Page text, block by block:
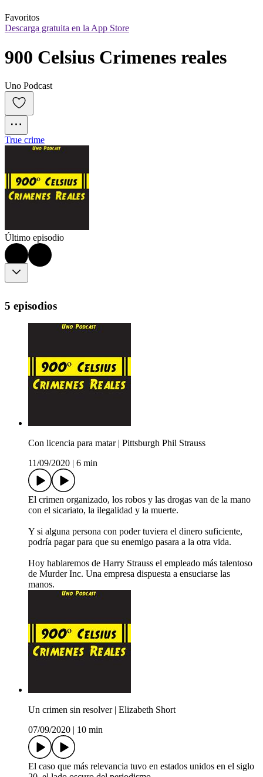
Favoritos
Descarga gratuita en la App Store
900 Celsius Crimenes reales
Uno Podcast
True crime
Último episodio
5 episodios
Con licencia para matar | Pittsburgh Phil Strauss
11/09/2020
6 min
El crimen organizado, los robos y las drogas van de la mano
con el sicariato, la ilegalidad y la muerte.
Y si alguna persona con poder tuviera el dinero suficiente,
podría pagar para que su enemigo pasara a la otra vida.
Hoy hablaremos de Harry Strauss el empleado más talentoso
de Murder Inc. Una empresa dispuesta a ensuciarse las
manos.
Un crimen sin resolver | Elizabeth Short
07/09/2020
10 min
El caso que más relevancia tuvo en estados unidos en el siglo